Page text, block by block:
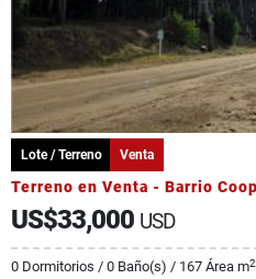
Lote / Terreno Venta
US$33,000 USD
0 Dormitorios / 0 Baño(s) / 167 Área m2